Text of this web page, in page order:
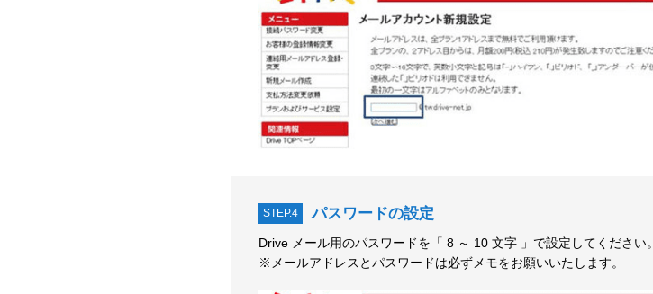
STEP.4 パスワードの設定
Drive メール用のパスワードを「 8 ～ 10 文字 」で設定してください。
※メールアドレスとパスワードは必ずメモをお願いいたします。